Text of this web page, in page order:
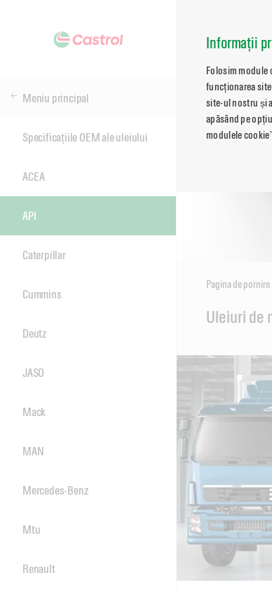
Informații
Folosim module
funcționarea
site-ul nostru și
apăsând pe
modulele
Meniu principal
Specificațiile OEM ale uleiului
ACEA
API
Caterpillar
Cummins
Deutz
JASO
Mack
MAN
Mercedes-Benz
Mtu
Renault
Pagina de pornire
Uleiuri de